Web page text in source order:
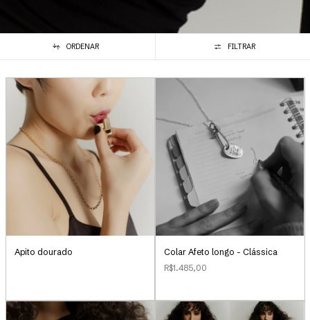
ORDENAR FILTRAR
Apito dourado
Colar Afeto longo - Clássica
R$1.485,00